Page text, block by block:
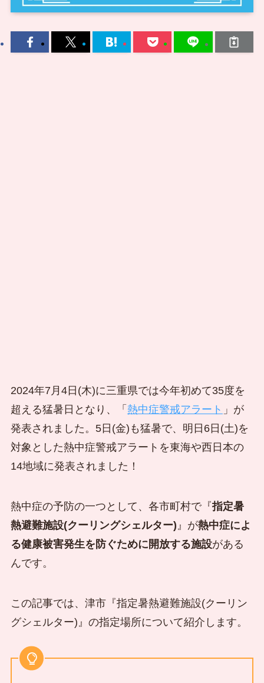
2024年7月4日(木)に三重県では今年初めて35度を
超える猛暑日となり、「 熱中症警戒アラート 」が
発表されました。5日(金)も猛暑で、明日6日(土)を
対象とした熱中症警戒アラートを東海や西日本の
14地域に発表されました！
熱中症の予防の一つとして、各市町村で『指定暑
熱避難施設(クーリングシェルター) 』が熱中症によ
る健康被害発生を防ぐために開放する施設がある
んです。
この記事では、津市『指定暑熱避難施設(クーリン
グシェルター)』の指定場所について紹介します。